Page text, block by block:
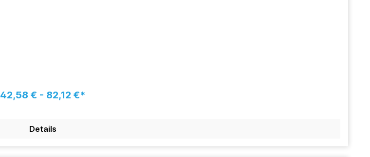
42,58 € - 82,12 €*
Details